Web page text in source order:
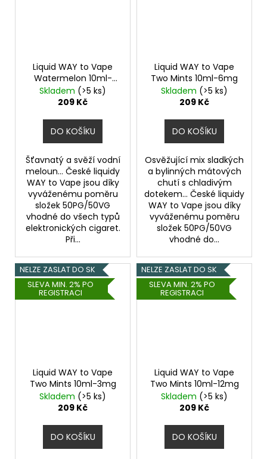
Liquid WAY to Vape
Watermelon 10ml-
0mg
Skladem (>5 ks)
209 Kč
DO KOŠÍKU
Šťavnatý a svěží vodní
meloun... České liquidy
WAY to Vape jsou díky
vyváženému poměru
složek 50PG/50VG
vhodné do všech typů
elektronických cigaret.
Při...
Liquid WAY to Vape
Two Mints 10ml-6mg
Skladem (>5 ks)
209 Kč
DO KOŠÍKU
Osvěžující mix sladkých
a bylinných mátových
chutí s chladivým
dotekem... České liquidy
WAY to Vape jsou díky
vyváženému poměru
složek 50PG/50VG
vhodné do...
NELZE ZASLAT DO SK
SLEVA MIN. 2% PO
REGISTRACI
Liquid WAY to Vape
Two Mints 10ml-3mg
Skladem (>5 ks)
209 Kč
DO KOŠÍKU
NELZE ZASLAT DO SK
SLEVA MIN. 2% PO
REGISTRACI
Liquid WAY to Vape
Two Mints 10ml-12mg
Skladem (>5 ks)
209 Kč
DO KOŠÍKU